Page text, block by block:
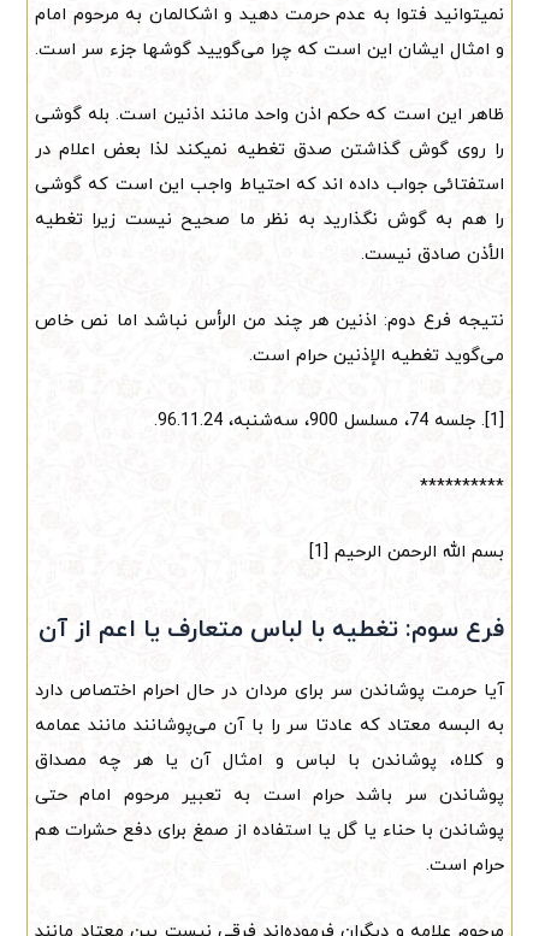
نمیتوانید فتوا به عدم حرمت دهید و اشکالمان به مرحوم امام
و امثال ایشان این است که چرا می‌گویید گوشها جزء سر است.
ظاهر این است که حکم اذن واحد مانند اذنین است. بله گوشی
را روی گوش گذاشتن صدق تغطیه نمیکند لذا بعض اعلام در
استفتائی جواب داده اند که احتیاط واجب این است که گوشی
را هم به گوش نگذارید به نظر ما صحیح نیست زیرا تغطیه
الأذن صادق نیست.
نتیجه فرع دوم: اذنین هر چند من الرأس نباشد اما نص خاص
می‌گوید تغطیه الإذنین حرام است.
[1]. جلسه 74، مسلسل 900، سه‌شنبه، 96.11.24.
**********
بسم الله الرحمن الرحیم [1]
فرع سوم: تغطیه با لباس متعارف یا اعم از آن
آیا حرمت پوشاندن سر برای مردان در حال احرام اختصاص دارد
به البسه معتاد که عادتا سر را با آن می‌پوشانند مانند عمامه
و کلاه، پوشاندن با لباس و امثال آن یا هر چه مصداق
پوشاندن سر باشد حرام است به تعبیر مرحوم امام حتی
پوشاندن با حناء یا گل یا استفاده از صمغ برای دفع حشرات هم
حرام است.